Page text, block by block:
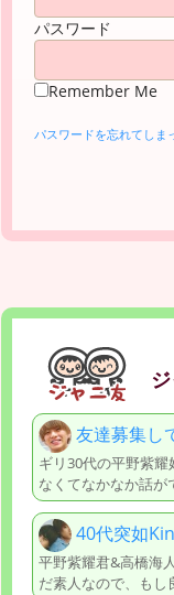
パスワード
Remember Me
パスワードを忘れてしま
友達募集し
ギリ30代の平野紫耀
なくてなかなか話が
40代突如
平野紫耀君&高橋海
だ素人なので、もし